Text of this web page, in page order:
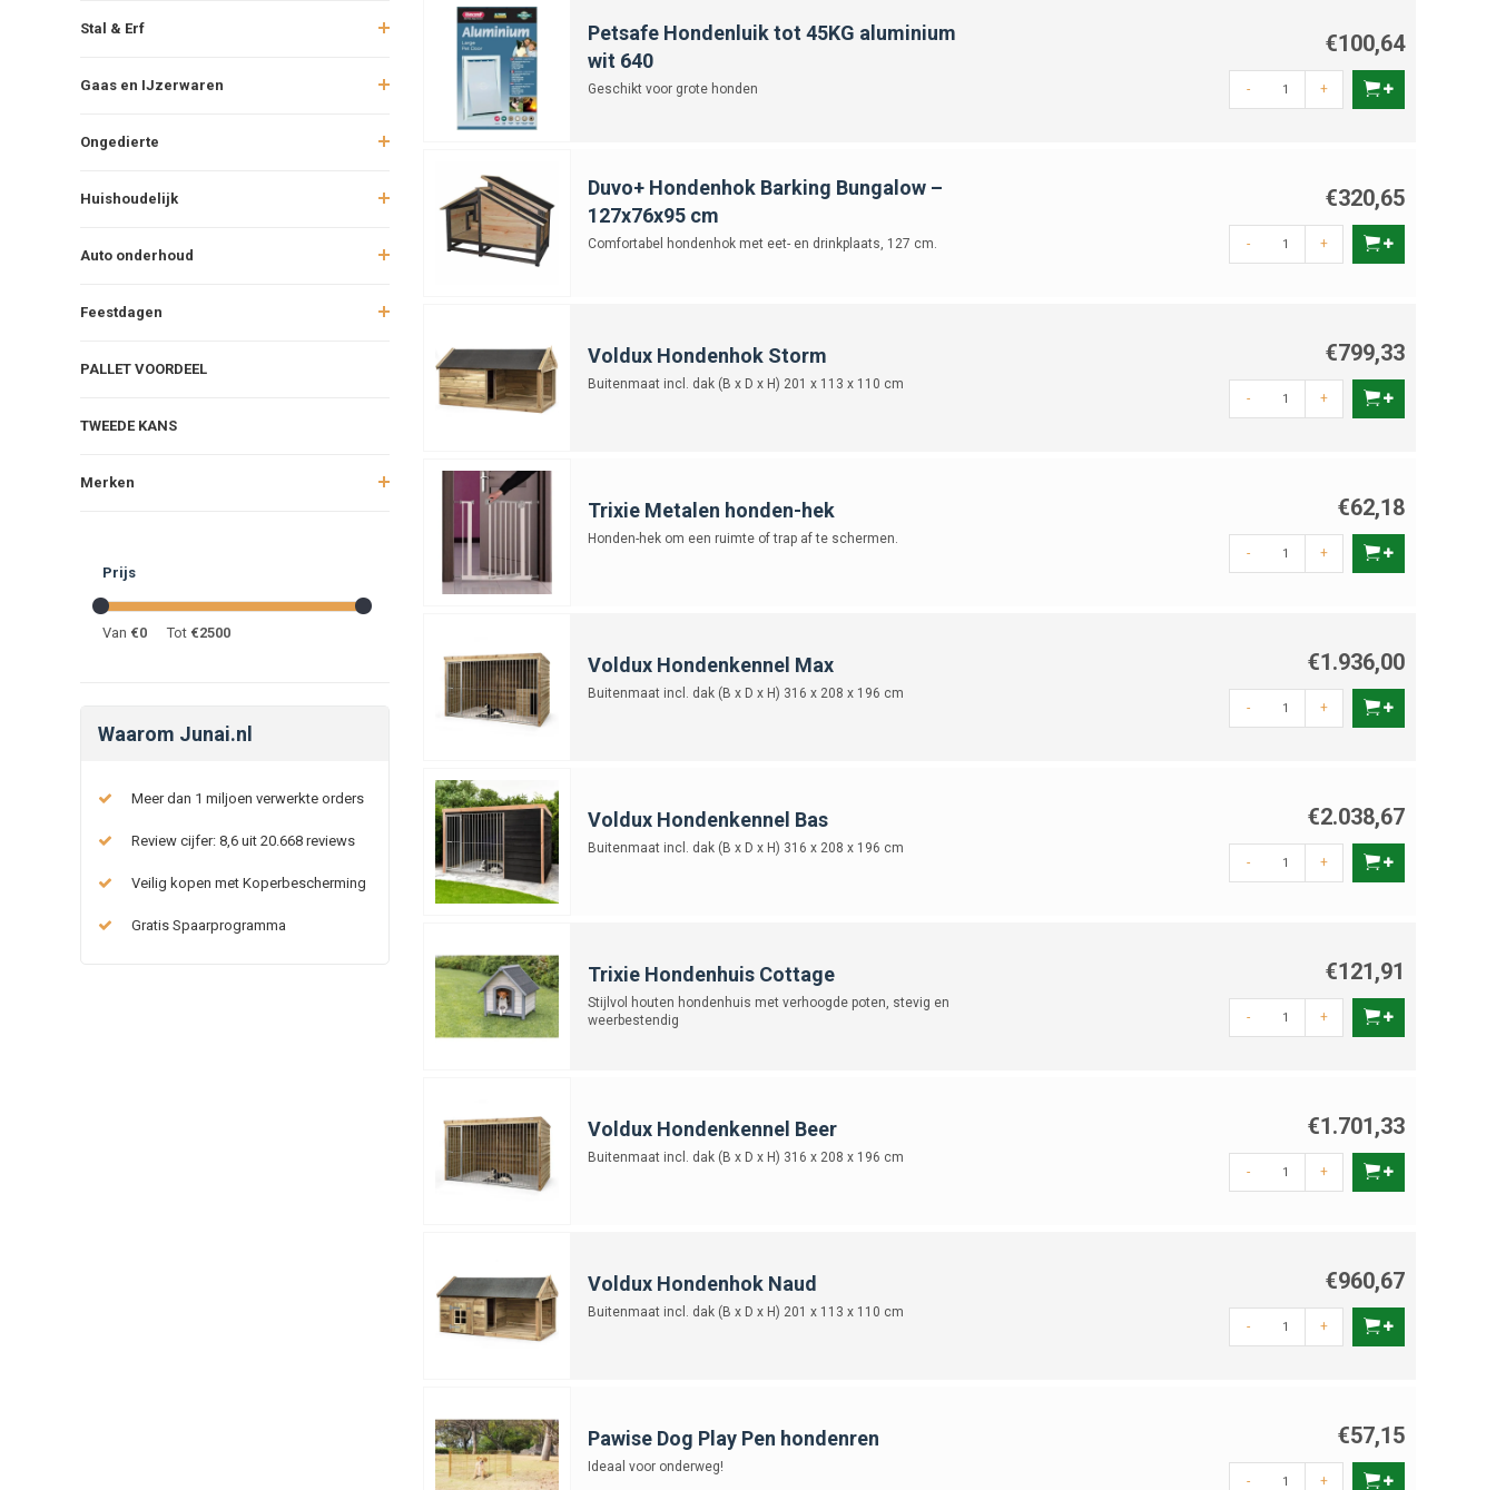
Stal & Erf
Gaas en IJzerwaren
Ongedierte
Huishoudelijk
Auto onderhoud
Feestdagen
PALLET VOORDEEL
TWEEDE KANS
Merken
Prijs
Van €0 Tot €2500
Waarom Junai.nl
Meer dan 1 miljoen verwerkte orders
Review cijfer: 8,6 uit 20.668 reviews
Veilig kopen met Koperbescherming
Gratis Spaarprogramma
Petsafe Hondenluik tot 45KG aluminium
wit 640
Geschikt voor grote honden
€100,64
- +
Duvo+ Hondenhok Barking Bungalow –
127x76x95 cm
Comfortabel hondenhok met eet- en drinkplaats, 127 cm.
€320,65
- +
Voldux Hondenhok Storm
Buitenmaat incl. dak (B x D x H) 201 x 113 x 110 cm
€799,33
- +
Trixie Metalen honden-hek
Honden-hek om een ruimte of trap af te schermen.
€62,18
- +
Voldux Hondenkennel Max
Buitenmaat incl. dak (B x D x H) 316 x 208 x 196 cm
€1.936,00
- +
Voldux Hondenkennel Bas
Buitenmaat incl. dak (B x D x H) 316 x 208 x 196 cm
€2.038,67
- +
Trixie Hondenhuis Cottage
Stijlvol houten hondenhuis met verhoogde poten, stevig en
weerbestendig
€121,91
- +
Voldux Hondenkennel Beer
Buitenmaat incl. dak (B x D x H) 316 x 208 x 196 cm
€1.701,33
- +
Voldux Hondenhok Naud
Buitenmaat incl. dak (B x D x H) 201 x 113 x 110 cm
€960,67
- +
Pawise Dog Play Pen hondenren
Ideaal voor onderweg!
€57,15
- +